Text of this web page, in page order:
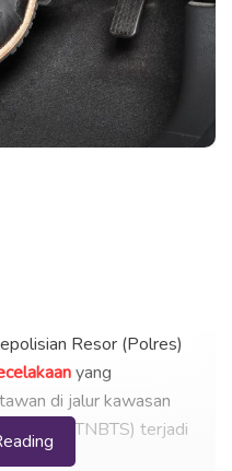
Resor (Polres)
yang
di jalur kawasan
Semeru (TNBTS) terjadi